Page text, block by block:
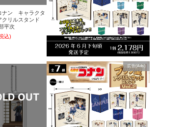
広告(Ads)
ナン キャラクタ
クリルスタンド
平次
込)